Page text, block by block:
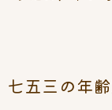
七五三の年